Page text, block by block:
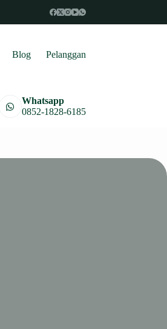
Blog Pelanggan
Whatsapp
0852-1828-6185